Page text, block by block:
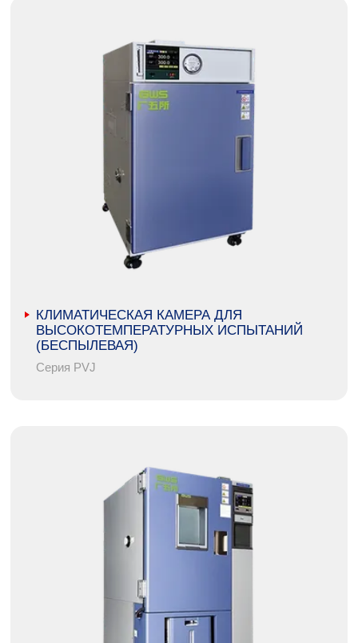
КЛИМАТИЧЕСКАЯ КАМЕРА ДЛЯ
ВЫСОКОТЕМПЕРАТУРНЫХ ИСПЫТАНИЙ
(БЕСПЫЛЕВАЯ)
Серия PVJ